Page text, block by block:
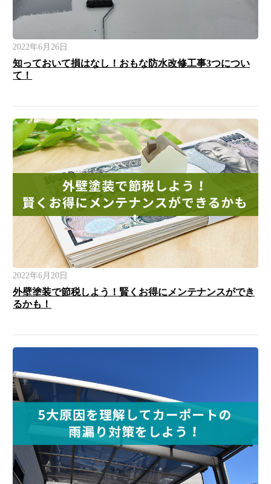
2022年6月26日
知っておいて損はなし！おもな防水改修工事3つについ
て！
2022年6月20日
外壁塗装で節税しよう！賢くお得にメンテナンスができ
るかも！